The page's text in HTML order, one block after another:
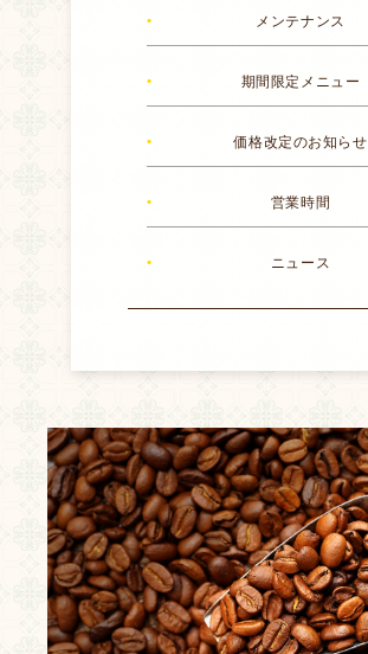
メンテナンス
期間限定メニュー
価格改定のお知らせ
営業時間
ニュース